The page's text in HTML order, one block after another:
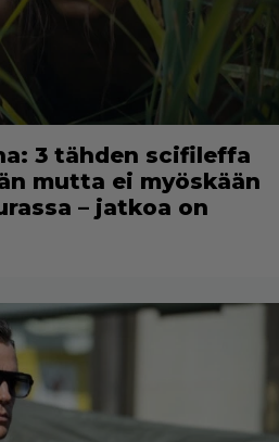
3 tähden scifileffa
mutta ei myöskään
– jatkoa on